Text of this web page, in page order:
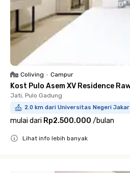
Coliving • Campur
Kost Pulo Asem XV Residence
Jati, Pulo Gadung
2.0 km dari Universitas Negeri
mulai dari Rp2.500.000 /bulan
Lihat info lebih banyak